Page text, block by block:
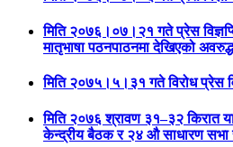
मिति २०७६।०७।२१ गते प्रेस
मातृभाषा पठनपाठनमा देखिएको
मिति २०७५।५।३१ गते विरोध प्रेस
मिति २०७६ श्रावण ३१–३२ किरात
केन्द्रीय बैठक र २४ औ साधारण सभा